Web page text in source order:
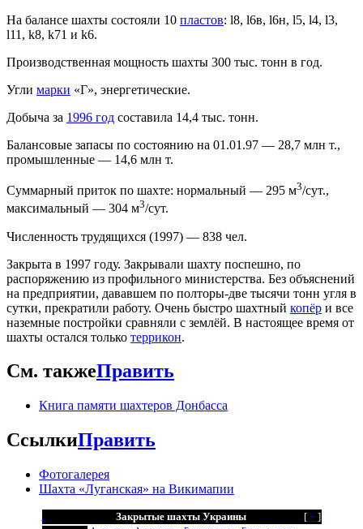
На балансе шахты состояли 10 пластов: l8, l6в, l6н, l5, l4, l3,
l11, k8, k71 и k6.
Производственная мощность шахты 300 тыс. тонн в год.
Угли марки «Г», энергетические.
Добыча за 1996 год составила 14,4 тыс. тонн.
Балансовые запасы по состоянию на 01.01.97 — 28,7 млн т.,
промышленные — 14,6 млн т.
Суммарный приток по шахте: нормальный — 295 м3/сут.,
максимальный — 304 м3/сут.
Численность трудящихся (1997) — 838 чел.
Закрыта в 1997 году. Закрывали шахту поспешно, по
распоряжению из профильного министерства. Без объяснений
на предприятии, дававшем по полторы-две тысячи тонн угля в
сутки, прекратили работу. Очень быстро шахтный копёр и все
наземные постройки сравняли с землёй. В настоящее время от
шахты остался только террикон.
См. такжеПравить
Книга памяти шахтеров Донбасса
СсылкиПравить
Фотогалерея
Шахта «Луганская» на Викимапии
[+ ]
Закрытые шахты Украины